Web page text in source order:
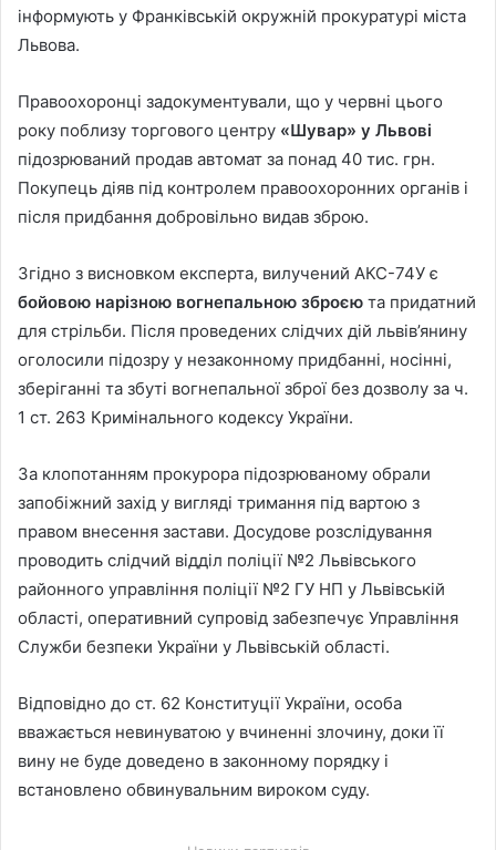
інформують у Франківській окружній прокуратурі міста
Львова.
Правоохоронці задокументували, що у червні цього
року поблизу торгового центру «Шувар» у Львові
підозрюваний продав автомат за понад 40 тис. грн.
Покупець діяв під контролем правоохоронних органів і
після придбання добровільно видав зброю.
Згідно з висновком експерта, вилучений АКС-74У є
бойовою нарізною вогнепальною зброєю та придатний
для стрільби. Після проведених слідчих дій львів’янину
оголосили підозру у незаконному придбанні, носінні,
зберіганні та збуті вогнепальної зброї без дозволу за ч.
1 ст. 263 Кримінального кодексу України.
За клопотанням прокурора підозрюваному обрали
запобіжний захід у вигляді тримання під вартою з
правом внесення застави. Досудове розслідування
проводить слідчий відділ поліції №2 Львівського
районного управління поліції №2 ГУ НП у Львівській
області, оперативний супровід забезпечує Управління
Служби безпеки України у Львівській області.
Відповідно до ст. 62 Конституції України, особа
вважається невинуватою у вчиненні злочину, доки її
вину не буде доведено в законному порядку і
встановлено обвинувальним вироком суду.